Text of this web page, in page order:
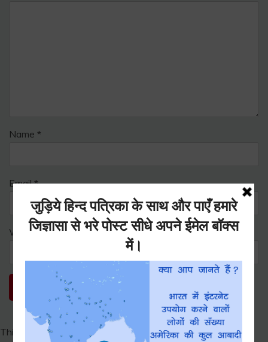
Name *
Email*
Website
This site uses Akismet to reduce spam.Learn how your